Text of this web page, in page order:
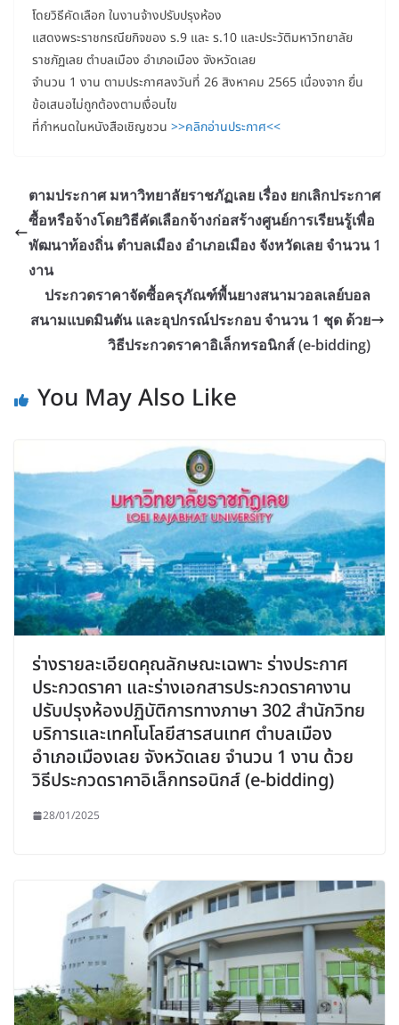
โดยวิธีคัดเลือก ในงานจ้างปรับปรุงห้อง
แสดงพระราชกรณียกิจของ ร.9 และ ร.10 และประวัติมหาวิทยาลัย
ราชภัฏเลย ตำบลเมือง อำเภอเมือง จังหวัดเลย
จำนวน 1 งาน ตามประกาศลงวันที่ 26 สิงหาคม 2565 เนื่องจาก ยื่น
ข้อเสนอไม่ถูกต้องตามเงื่อนไข
ที่กำหนดในหนังสือเชิญชวน >>คลิกอ่านประกาศ<<
ตามประกาศ มหาวิทยาลัยราชภัฏเลย เรื่อง ยกเลิกประกาศ
ซื้อหรือจ้างโดยวิธีคัดเลือกจ้างก่อสร้างศูนย์การเรียนรู้เพื่อ
พัฒนาท้องถิ่น ตำบลเมือง อำเภอเมือง จังหวัดเลย จำนวน 1
งาน
ประกวดราคาจัดซื้อครุภัณฑ์พื้นยางสนามวอลเลย์บอล
สนามแบดมินตัน และอุปกรณ์ประกอบ จำนวน 1 ชุด ด้วย
วิธีประกวดราคาอิเล็กทรอนิกส์ (e-bidding)
You May Also Like
ร่างรายละเอียดคุณลักษณะเฉพาะ ร่างประกาศ
ประกวดราคา และร่างเอกสารประกวดราคางาน
ปรับปรุงห้องปฏิบัติการทางภาษา 302 สำนักวิทย
บริการและเทคโนโลยีสารสนเทศ ตำบลเมือง
อำเภอเมืองเลย จังหวัดเลย จำนวน 1 งาน ด้วย
วิธีประกวดราคาอิเล็กทรอนิกส์ (e-bidding)
28/01/2025